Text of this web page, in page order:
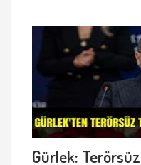
Gürlek: